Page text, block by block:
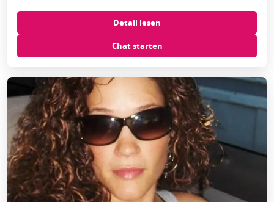
Detail lesen
Chat starten